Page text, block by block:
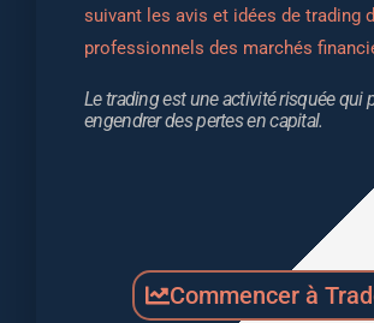
suivant les avis et idées de trading
professionnels des marchés
Le trading est une activité risquée qui
engendrer des pertes en capital.
Commencer à